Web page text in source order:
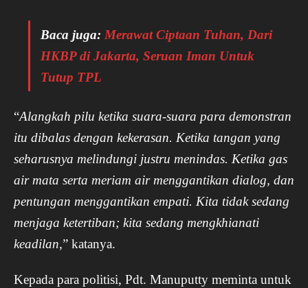
Baca juga:Merawat Ciptaan Tuhan, Dari
HKBP di Jakarta, Seruan Iman Untuk
Tutup TPL
“Alangkah pilu ketika suara-suara para demonstran
itu dibalas dengan kekerasan. Ketika tangan yang
seharusnya melindungi justru menindas. Ketika gas
air mata serta meriam air menggantikan dialog, dan
pentungan menggantikan empati. Kita tidak sedang
menjaga ketertiban; kita sedang mengkhianati
keadilan,” katanya.
Kepada para politisi, Pdt. Manuputty meminta untuk